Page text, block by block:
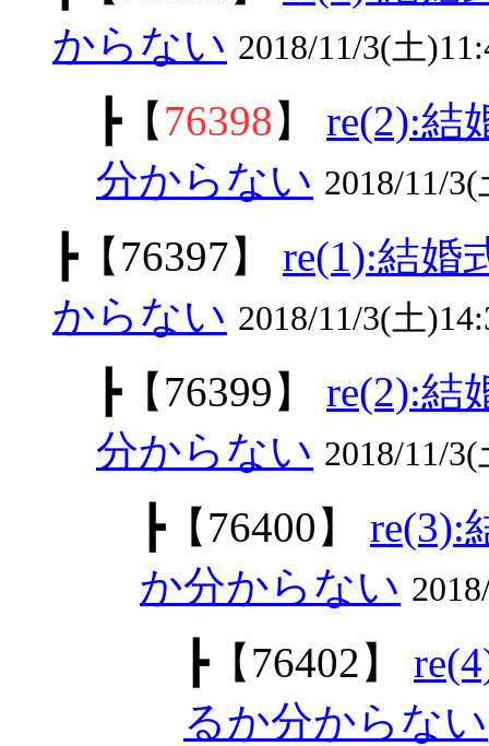
からない 2018/11/3(土
┣【 76398 】
re(2):結
分からない 2018/11/
┣【76397】
re(1):結婚
からない 2018/11/3(土
┣【76399】
re(2):結
分からない 2018/11/
┣【76400】
re(3):
か分からない
┣【76402】
るか分からない